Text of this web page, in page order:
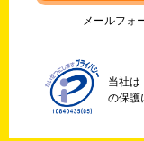
メールフォ
当社は
の保護